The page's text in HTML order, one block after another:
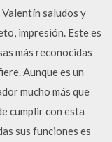
saludos y
impresión. Este es
más reconocidas
Aunque es un
mucho más que
cumplir con esta
sus funciones es